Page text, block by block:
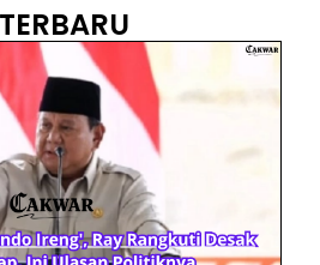
Baterai Apple Watch Cepat Boros? Ini Penyebab dan Cara Mengatasinya
HP Huawei Cepat Panas? Ini Penyebab Utama dan Cara Mengatasinya
HP Realme Kena Air Tidak Bisa Dicas? Jangan Langsung Charge, Ini Solusinya
Eks Jampidsus Febrie Adriansyah Tersangka Korupsi Asabri Tapi Masih Terima Gaji: Mengapa Begitu?